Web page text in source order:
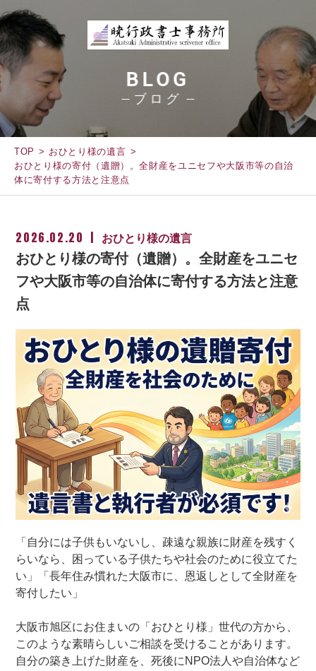
BLOG
ブログ
TOP
おひとり様の遺言
おひとり様の寄付（遺贈）。全財産をユニセフや大阪市等の自治
体に寄付する方法と注意点
2026.02.20 おひとり様の遺言
おひとり様の寄付（遺贈）。全財産をユニセ
フや大阪市等の自治体に寄付する方法と注意
点
「自分には子供もいないし、疎遠な親族に財産を残すく
らいなら、困っている子供たちや社会のために役立てた
い」「長年住み慣れた大阪市に、恩返しとして全財産を
寄付したい」
大阪市旭区にお住まいの「おひとり様」世代の方から、
このような素晴らしいご相談を受けることがあります。
自分の築き上げた財産を、死後にNPO法人や自治体など